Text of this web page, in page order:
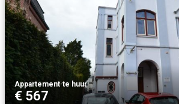
Appartement·te huur
€ 567